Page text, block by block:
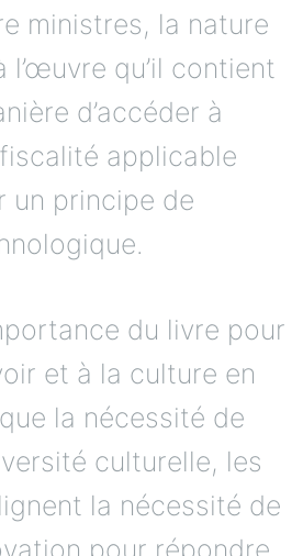
ministres, la nature
l’œuvre qu’il contient
d’accéder à
applicable
un principe de
du livre pour
et à la culture en
la nécessité de
culturelle, les
la nécessité de
pour répondre